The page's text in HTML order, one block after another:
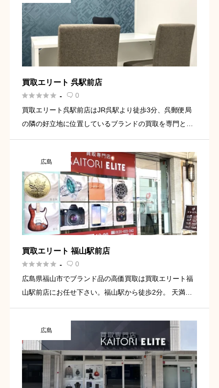
買取エリート 呉駅前店
 -  0
買取エリート呉駅前店はJR呉駅より徒歩3分、呉郵便局
の隣の好立地に位置しているブランドの買取を専門とし
出しており、非常に目立ちますので場所もすぐにわかる
かと思います。1棟 […]
広島
買取エリート 福山駅前店
 -  0
広島県福山市でブランド品の高価買取は買取エリート福
山駅前店にお任せ下さい。福山駅から徒歩2分。 天満屋
す。 車でご来店の方には店舗お近くにコインパーキング
がありますので買 […]
広島